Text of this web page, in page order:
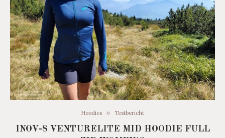
Hoodies Testbericht
INOV-8 VENTURELITE MID HOODIE FULL